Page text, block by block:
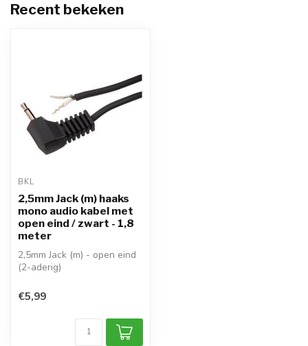
Recent bekeken
BKL
2,5mm Jack (m) haaks
mono audio kabel met
open eind / zwart - 1,8
meter
2,5mm Jack (m) - open eind
(2-aderig)
(2-polige conne...
€5,99